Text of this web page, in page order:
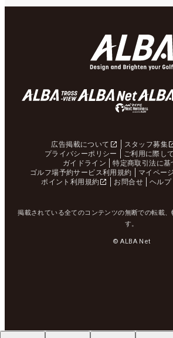
広告掲載について スタッフ募集
プライバシーポリシー
ご利用に際して
ガイドライン
特定商取引法に基
ゴルフ場予約サービス利用規約
マイペー
ポイント利用規約
お問合せ ヘルプ
掲載されている全てのコンテンツの無断での転載
す。
© ALBA Net